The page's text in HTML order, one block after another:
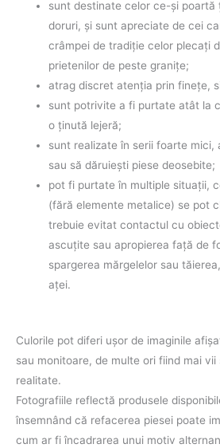
sunt destinate celor ce-şi poartă
doruri, şi sunt apreciate de cei
crâmpei de tradiţie celor plecaţi
prietenilor de peste graniţe;
atrag discret atenţia prin fineţe,
sunt potrivite a fi purtate atât la
o ţinută lejeră;
sunt realizate în serii foarte mici,
sau să dăruieşti piese deosebite;
pot fi purtate în multiple situaţii,
(fără elemente metalice) se pot
trebuie evitat contactul cu
ascuţite sau apropierea faţă de
spargerea mărgelelor sau
aţei.
Culorile pot diferi uşor de imaginile
sau monitoare, de multe ori fiind mai vii
realitate.
Fotografiile reflectă produsele
însemnând că refacerea piesei poate
cum ar fi încadrarea unui motiv